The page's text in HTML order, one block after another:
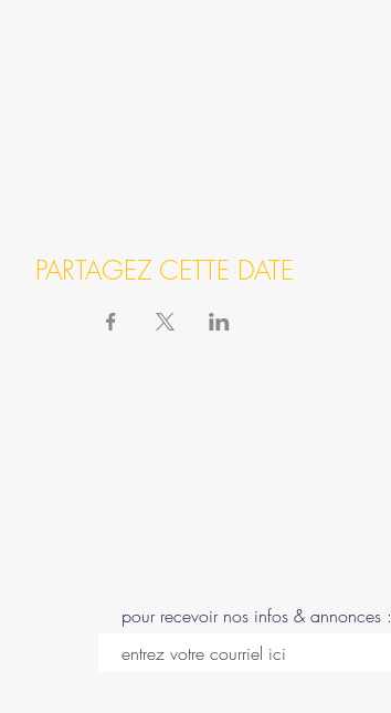
PARTAGEZ CETTE DATE
pour recevoir nos infos & annonces :